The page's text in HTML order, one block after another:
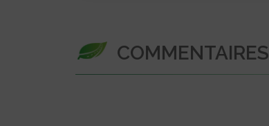
COMMENTAIRES